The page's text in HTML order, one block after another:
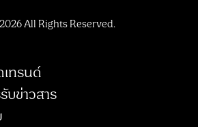
All Rights Reserved.
ทรนด์
บข่าวสาร